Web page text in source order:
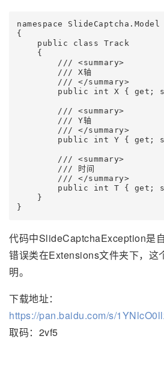
namespace SlideCaptcha.Model
{
    public class Track
    {
        /// <summary>
        /// X轴
        /// </summary>
public int X { get;
        /// <summary>
        /// Y轴
        /// </summary>
public int Y { get;
        /// <summary>
        /// 时间
        /// </summary>
public int T { get;
    }
}
代码中SlideCaptchaException是
错误类在Extensions文件夹下，这
明。
下载地址：
https://pan.baidu.com/s/
取码：2vf5